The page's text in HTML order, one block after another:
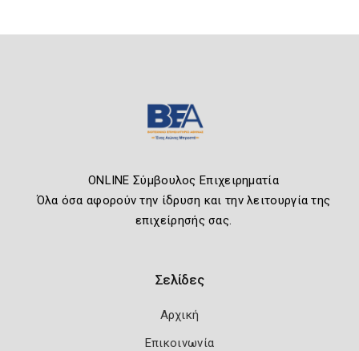
ONLINE Σύμβουλος Επιχειρηματία
Όλα όσα αφορούν την ίδρυση και την λειτουργία της
επιχείρησής σας.
Σελίδες
Αρχική
Επικοινωνία